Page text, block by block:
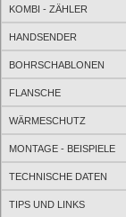
KOMBI - ZÄHLER
HANDSENDER
BOHRSCHABLONEN
FLANSCHE
WÄRMESCHUTZ
MONTAGE - BEISPIELE
TECHNISCHE DATEN
TIPS UND LINKS